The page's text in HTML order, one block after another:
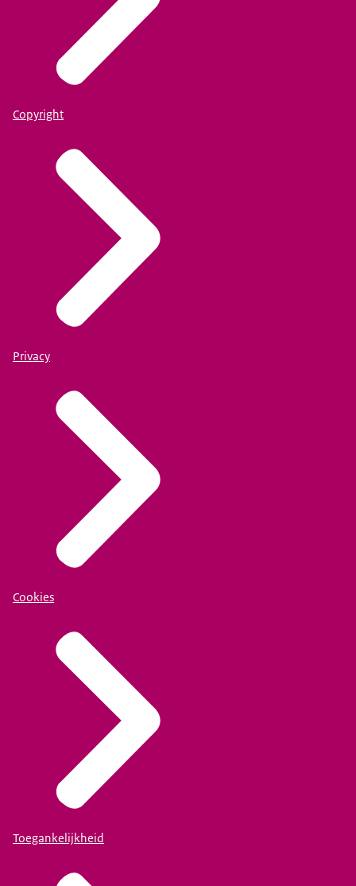
Copyright
Privacy
Cookies
Toegankelijkheid